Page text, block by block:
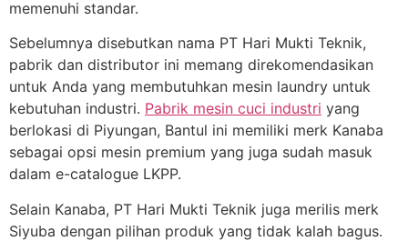
memenuhi standar.
Sebelumnya disebutkan nama PT Hari Mukti Teknik,
pabrik dan distributor ini memang direkomendasikan
untuk Anda yang membutuhkan mesin laundry untuk
kebutuhan industri. Pabrik mesin cuci industri yang
berlokasi di Piyungan, Bantul ini memiliki merk Kanaba
sebagai opsi mesin premium yang juga sudah masuk
dalam e-catalogue LKPP.
Selain Kanaba, PT Hari Mukti Teknik juga merilis merk
Siyuba dengan pilihan produk yang tidak kalah bagus.